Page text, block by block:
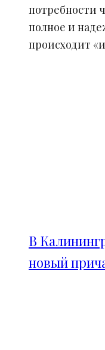
потребности
полное и
происходит
В
новый